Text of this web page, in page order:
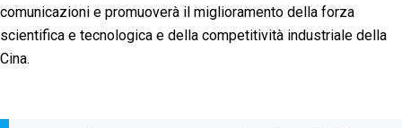
comunicazioni e promuoverà il miglioramento della forza
scientifica e tecnologica e della competitività industriale della
Cina.